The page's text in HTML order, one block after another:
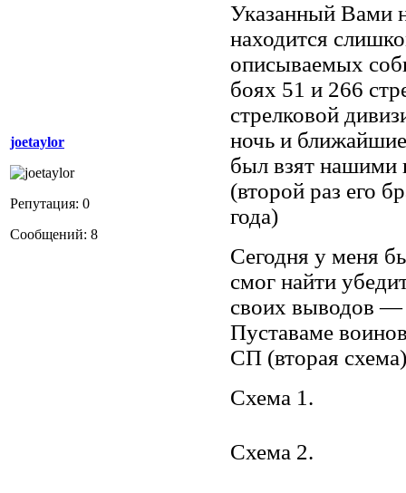
joetaylor
Репутация: 0
Сообщений: 8
Указанный Вами
находится
описываемых
боях 51 и 266
стрелковой
ночь и
был взят нашими
(второй раз его
года)
Сегодня у меня
смог найти
своих выводов —
Пуставаме
СП (вторая схема)
Схема 1.
Схема 2.